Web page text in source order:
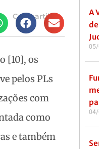
Compartilhe
[10], os
pelos PLs
com
como
e também
A